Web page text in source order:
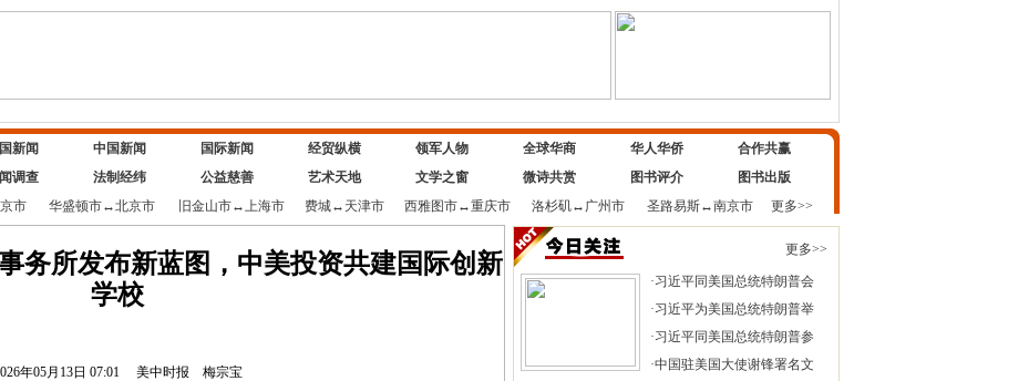
新闻 中国新闻 国际新闻 经贸纵横 领军人物 全球华商 华人华侨
合作共赢
调查 法制经纬 公益慈善 艺术天地 文学之窗 微诗共赏 图书评介
图书出版
市 华盛顿市↔北京市 旧金山市↔上海市 费城↔ 天津市 西雅图市↔重庆市 洛杉矶↔ 广州市 圣路易斯↔南京市 更多>>
务所发布新蓝图，中美投资共建国际创新
学校
年05月13日 07:01 美中时报 梅宗宝
更多>>
·习近平同美国总统特朗普会
·习近平为美国总统特朗普举
·习近平同美国总统特朗普参
·中国驻美国大使谢锋署名文